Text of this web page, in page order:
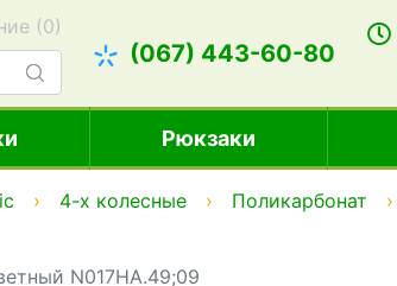
(0)
(067) 443-60-80
Рюкзаки
4-х колесные Поликарбонат
N017HA.49;09